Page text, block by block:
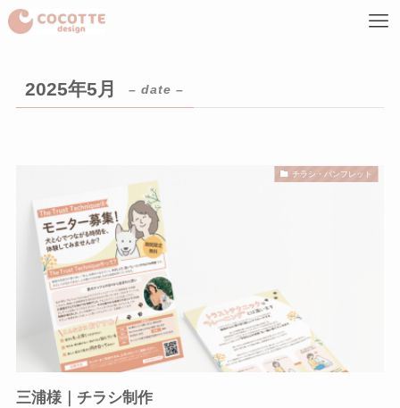
2025年5月 – date –
チラシ・パンフレット
三浦様｜チラシ制作